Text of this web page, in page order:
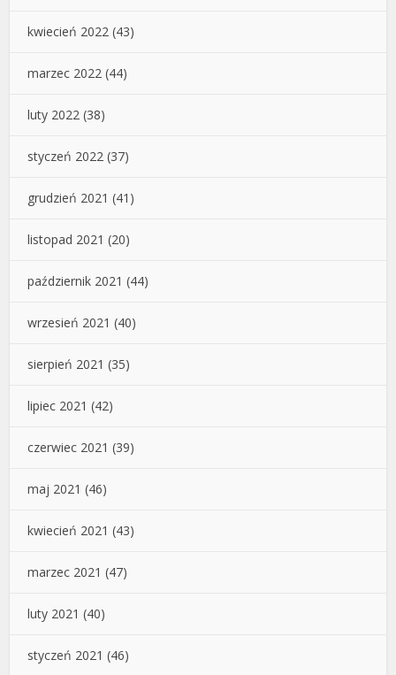
kwiecień 2022 (43)
marzec 2022 (44)
luty 2022 (38)
styczeń 2022 (37)
grudzień 2021 (41)
listopad 2021 (20)
październik 2021 (44)
wrzesień 2021 (40)
sierpień 2021 (35)
lipiec 2021 (42)
czerwiec 2021 (39)
maj 2021 (46)
kwiecień 2021 (43)
marzec 2021 (47)
luty 2021 (40)
styczeń 2021 (46)